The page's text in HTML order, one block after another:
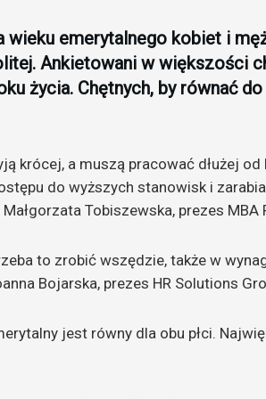
wieku emerytalnego kobiet i
Ankietowani w większości
życia. Chętnych, by równać
krócej, a muszą pracować dłużej od
do wyższych stanowisk i
Tobiszewska, prezes MBA
to zrobić wszędzie, także w
Bojarska, prezes HR Solutions
jest równy dla obu płci.